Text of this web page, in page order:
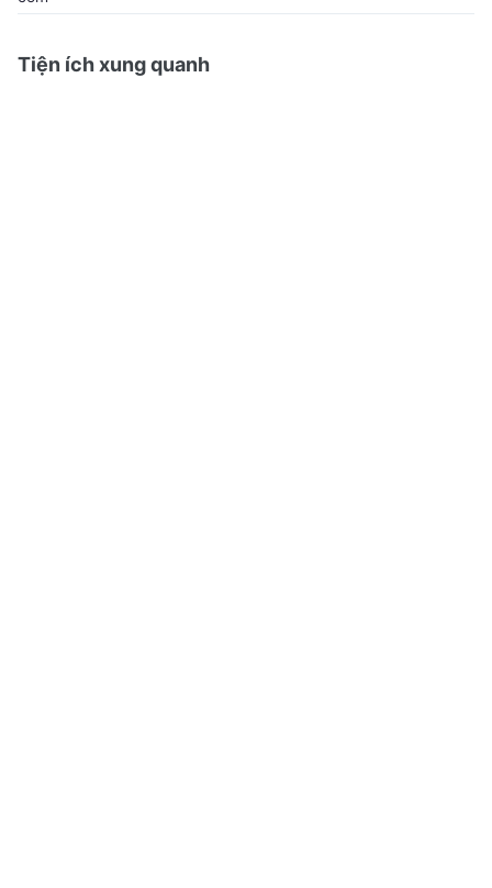
Tiện ích xung quanh